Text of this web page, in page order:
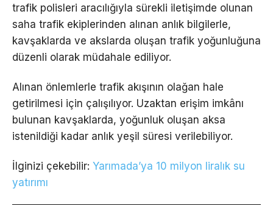
trafik polisleri aracılığıyla sürekli iletişimde olunan
saha trafik ekiplerinden alınan anlık bilgilerle,
kavşaklarda ve akslarda oluşan trafik yoğunluğuna
düzenli olarak müdahale ediliyor.
Alınan önlemlerle trafik akışının olağan hale
getirilmesi için çalışılıyor. Uzaktan erişim imkânı
bulunan kavşaklarda, yoğunluk oluşan aksa
istenildiği kadar anlık yeşil süresi verilebiliyor.
İlginizi çekebilir: Yarımada’ya 10 milyon liralık su
yatırımı